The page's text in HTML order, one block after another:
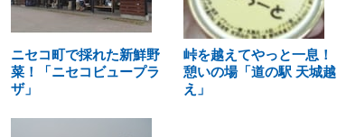
ニセコ町で採れた新鮮野
菜！「ニセコビュープラ
ザ」
峠を越えてやっと一息！
憩いの場「道の駅 天城越
え」